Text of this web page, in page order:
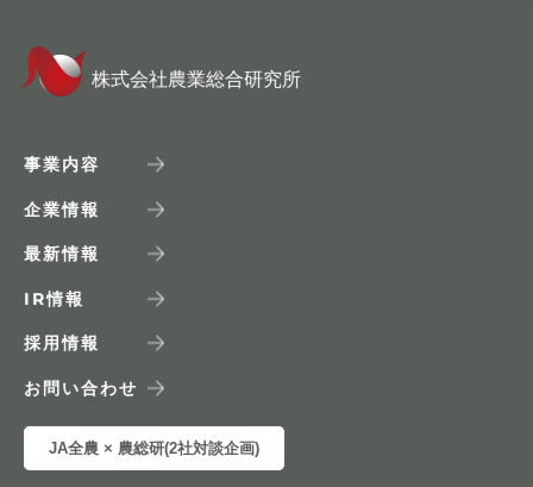
株式会社農業総合研究所
事業内容
企業情報
最新情報
IR情報
採用情報
お問い合わせ
JA全農 × 農総研(2社対談企画)